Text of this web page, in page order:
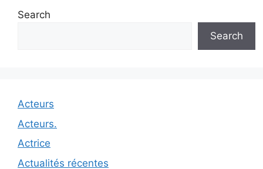
Search
Search
Acteurs
Acteurs.
Actrice
Actualités récentes